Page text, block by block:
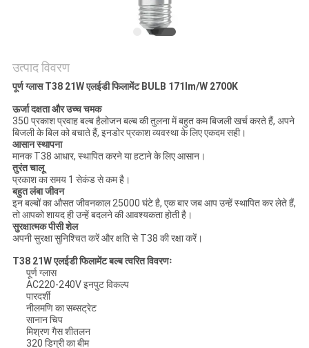
उत्पाद विवरण
पूर्ण ग्लास T38 21W एलईडी फिलामेंट BULB 171lm/W 2700K
ऊर्जा दक्षता और उच्च चमक
350 प्रकाश प्रवाह बल्ब हैलोजन बल्ब की तुलना में बहुत कम बिजली खर्च करते हैं, अपने
बिजली के बिल को बचाते हैं, इनडोर प्रकाश व्यवस्था के लिए एकदम सही।
आसान स्थापना
मानक T38 आधार, स्थापित करने या हटाने के लिए आसान।
तुरंत चालू
प्रकाश का समय 1 सेकंड से कम है।
बहुत लंबा जीवन
इन बल्बों का औसत जीवनकाल 25000 घंटे है, एक बार जब आप उन्हें स्थापित कर लेते हैं,
तो आपको शायद ही उन्हें बदलने की आवश्यकता होती है।
सुरक्षात्मक पीसी शेल
अपनी सुरक्षा सुनिश्चित करें और क्षति से T38 की रक्षा करें।
T38 21W एलईडी फिलामेंट बल्ब त्वरित विवरणः
पूर्ण ग्लास
AC220-240V इनपुट विकल्प
पारदर्शी
नीलमणि का सब्सट्रेट
सानान चिप
मिश्रण गैस शीतलन
320 डिग्री का बीम